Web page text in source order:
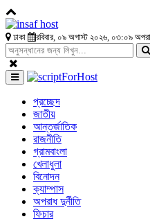
ঢাকা রবিবার, ০৯ অগাস্ট ২০২৬, ০৩:০৯
প্রচ্ছেদ
জাতীয়
আন্তর্জাতিক
রাজনীতি
গ্রামবাংলা
খেলাধুলা
বিনোদন
ক্যাম্পাস
অপরাধ দুর্নীতি
ফিচার